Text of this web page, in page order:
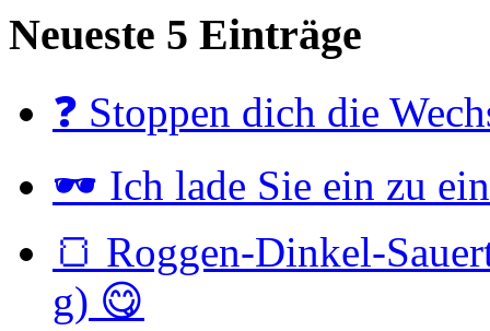
Neueste 5 Einträge
❓ Stoppen dich die
🕶 Ich lade Sie ein zu
🍞 Roggen-Dinkel-
g) 😋